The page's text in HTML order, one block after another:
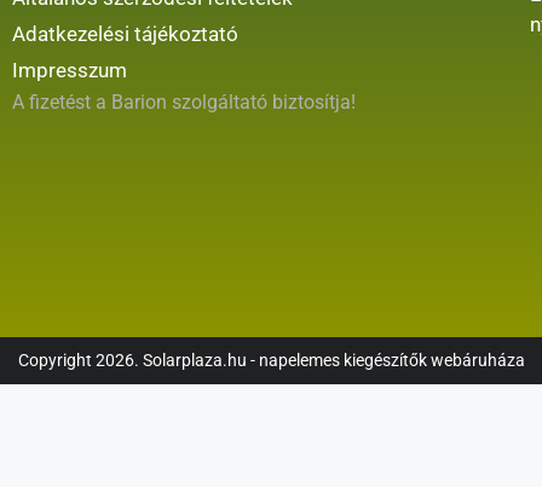
Adatkezelési tájékoztató
Impresszum
A fizetést a Barion szolgáltató biztosítja!
Copyright 2026. Solarplaza.hu - napelemes kiegészítők webáruháza